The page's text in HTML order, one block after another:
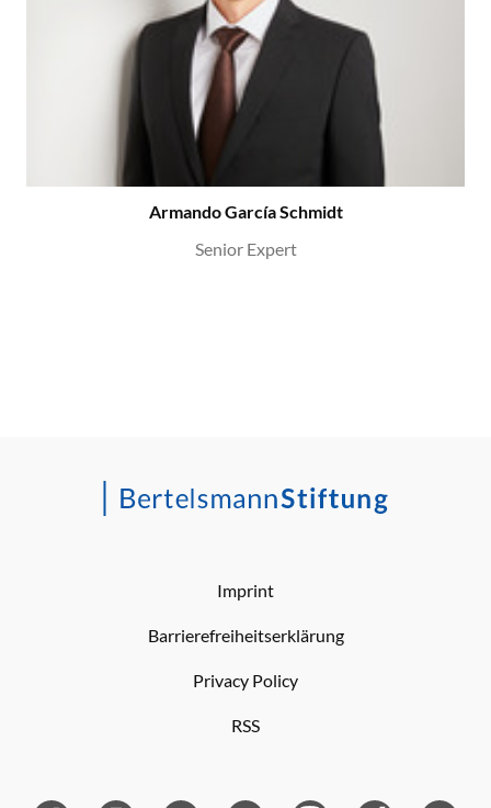
Armando García Schmidt
Senior Expert
Imprint
Barrierefreiheitserklärung
Privacy Policy
RSS